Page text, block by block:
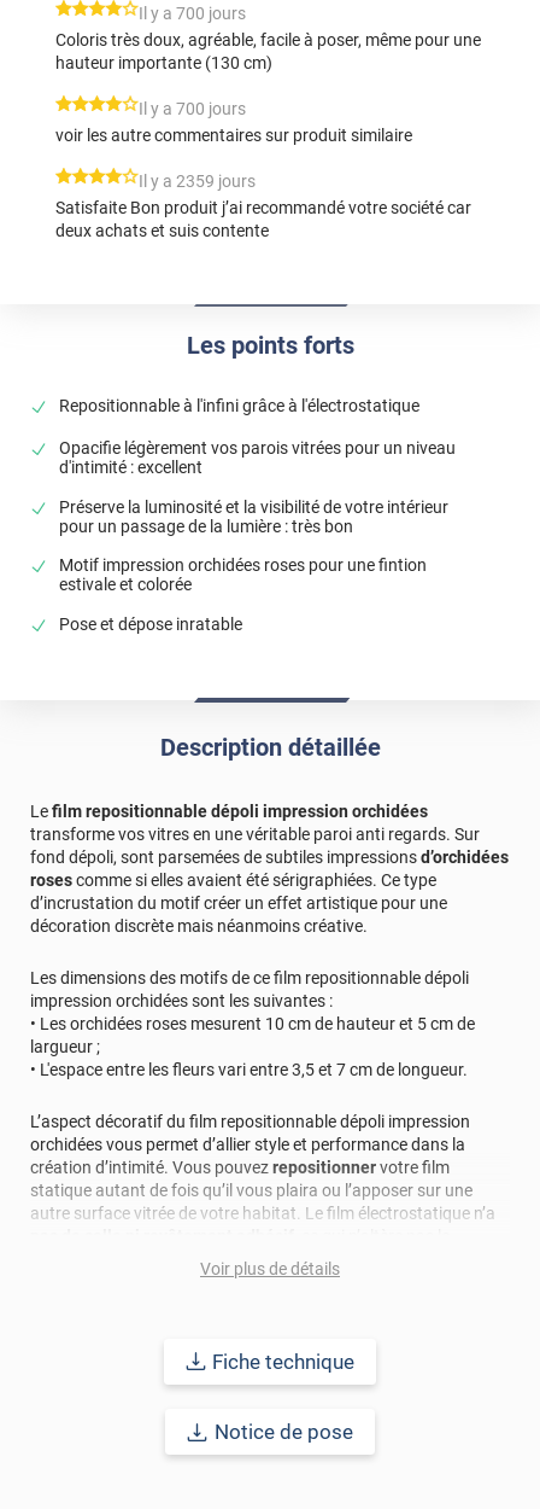
Les points forts
Repositionnable à l'infini grâce à l'électrostatique
Opacifie légèrement vos parois vitrées pour un niveau
d'intimité : excellent
Préserve la luminosité et la visibilité de votre intérieur
pour un passage de la lumière : très bon
Motif impression orchidées roses pour une fintion
estivale et colorée
Pose et dépose inratable
*****Il y a 700 jours
Coloris très doux, agréable, facile à poser, même pour une
hauteur importante (130 cm)
*****Il y a 700 jours
voir les autre commentaires sur produit similaire
*****Il y a 2359 jours
Satisfaite Bon produit j’ai recommandé votre société car
deux achats et suis contente
Description détaillée
Lefilm repositionnable dépoli impression orchidées
transforme vos vitres en une véritable paroi anti regards. Sur
fond dépoli, sont parsemées de subtiles impressionsd’orchidées
rosescomme si elles avaient été sérigraphiées. Ce type
d’incrustation du motif créer un effet artistique pour une
décoration discrète mais néanmoins créative.
Les dimensions des motifs de ce film repositionnable dépoli
impression orchidées sont les suivantes :
• Les orchidées roses mesurent 10 cm de hauteur et 5 cm de
largueur ;
• L'espace entre les fleurs vari entre 3,5 et 7 cm de longueur.
L’aspect décoratif du film repositionnable dépoli impression
orchidées vous permet d’allier style et performance dans la
création d’intimité. Vous pouvezrepositionnervotre film
statique autant de fois qu’il vous plaira ou l’apposer sur une
autre surface vitrée de votre habitat. Le film électrostatique n’a
Voir plus de détails
Fiche technique
Notice de pose